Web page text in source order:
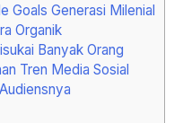
Goals Generasi Milenial
Organik
Banyak Orang
Tren Media Sosial